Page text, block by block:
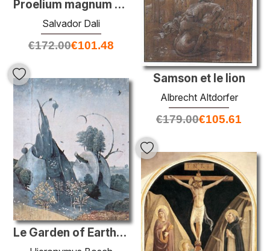
Proelium magnum à Caelo
Salvador Dali
€172.00€101.48
Samson et le lion
Albrecht Altdorfer
€179.00€105.61
Le Garden of Earthly Delights (détail)